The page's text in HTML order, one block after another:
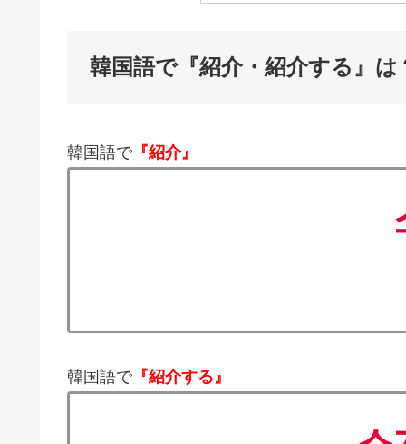
韓国語で『紹介・紹介する』は
韓国語で『紹介』
韓国語で『紹介する』